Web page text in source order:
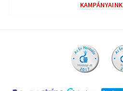
KAMPÁNYAINK